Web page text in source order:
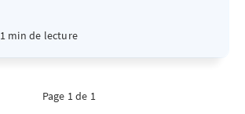
1 min de lecture
Page 1 de 1